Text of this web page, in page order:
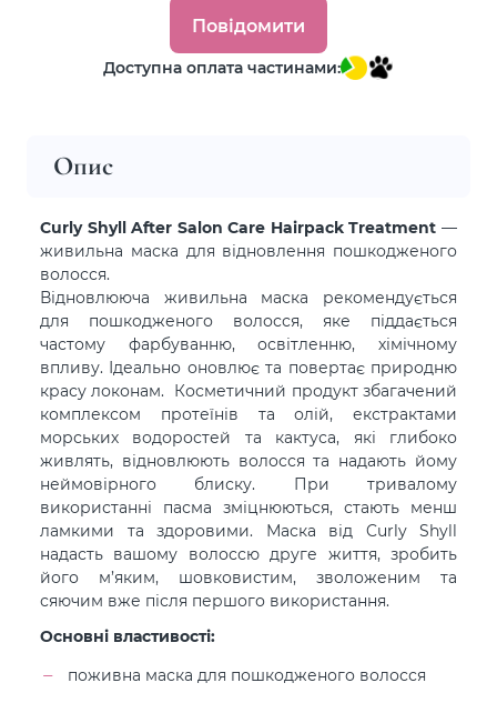
Повідомити
Доступна оплата частинами:
Опис
Curly Shyll After Salon Care Hairpack Treatment —
живильна маска для відновлення пошкодженого
волосся.
Відновлююча живильна маска рекомендується
для пошкодженого волосся, яке піддається
частому фарбуванню, освітленню, хімічному
впливу. Ідеально оновлює та повертає природню
красу локонам. Косметичний продукт збагачений
комплексом протеїнів та олій, екстрактами
морських водоростей та кактуса, які глибоко
живлять, відновлюють волосся та надають йому
неймовірного блиску. При тривалому
використанні пасма зміцнюються, стають менш
ламкими та здоровими. Маска від Curly Shyll
надасть вашому волоссю друге життя, зробить
його м’яким, шовковистим, зволоженим та
сяючим вже після першого використання.
Основні властивості:
поживна маска для пошкодженого волосся